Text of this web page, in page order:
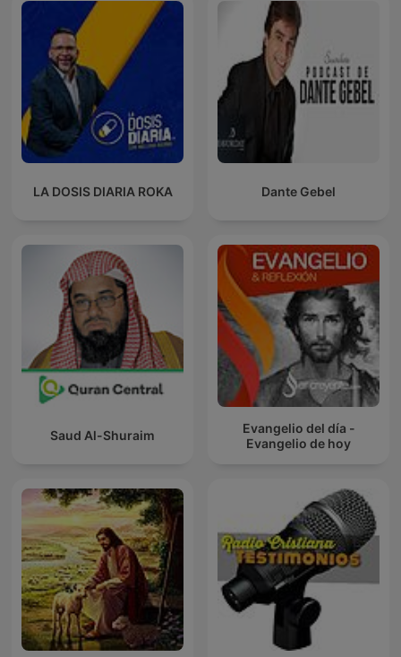
LA DOSIS DIARIA ROKA Dante Gebel
Saud Al-Shuraim
Evangelio del día -
Evangelio de hoy